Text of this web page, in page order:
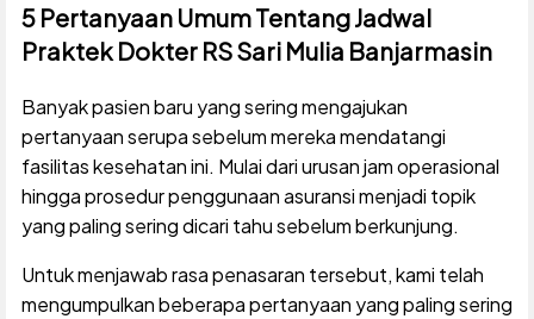
5 Pertanyaan Umum Tentang Jadwal
Praktek Dokter RS Sari Mulia Banjarmasin
Banyak pasien baru yang sering mengajukan
pertanyaan serupa sebelum mereka mendatangi
fasilitas kesehatan ini. Mulai dari urusan jam operasional
hingga prosedur penggunaan asuransi menjadi topik
yang paling sering dicari tahu sebelum berkunjung.
Untuk menjawab rasa penasaran tersebut, kami telah
mengumpulkan beberapa pertanyaan yang paling sering